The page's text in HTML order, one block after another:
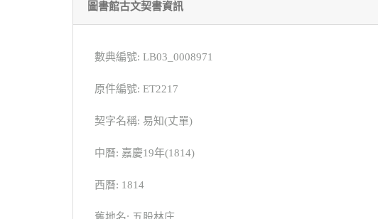
圖書館古文契書資訊
數典編號: LB03_0008971
原件編號: ET2217
契字名稱: 易知(丈單)
中曆: 嘉慶19年(1814)
西曆: 1814